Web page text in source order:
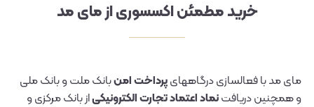
خرید مطمئن اکسسوری از مای مد
مای مد با فعالسازی درگاههایپرداخت امنبانک ملت و بانک ملی
و همچنین دریافتنماد اعتماد تجارت الکترونیکیاز بانک مرکزی و